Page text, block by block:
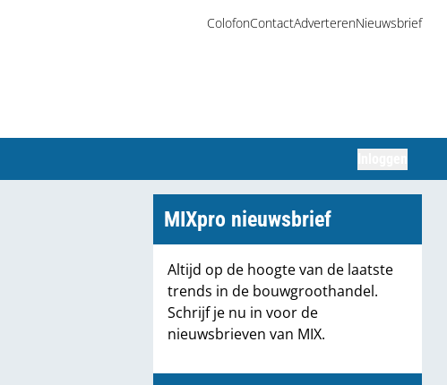
ColofonContactAdverterenNieuwsbrief
MIXpro nieuwsbrief
Altijd op de hoogte van de laatste
trends in de bouwgroothandel.
Schrijf je nu in voor de
nieuwsbrieven van MIX.